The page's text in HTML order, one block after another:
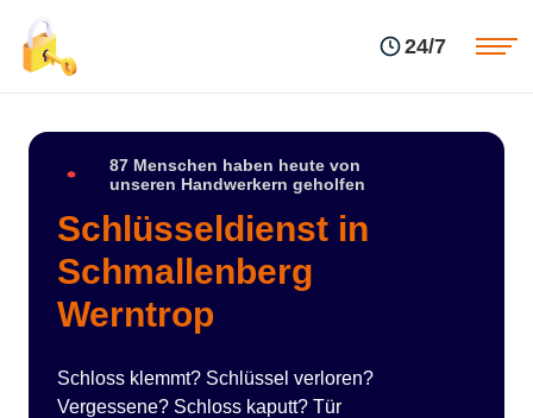
24/7
87 Menschen haben heute von
unseren Handwerkern geholfen
Schlüsseldienst in
Schmallenberg
Werntrop
Schloss klemmt? Schlüssel verloren?
Vergessene? Schloss kaputt? Tür